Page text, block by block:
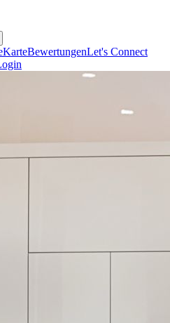
KarteBewertungenLet's Connect